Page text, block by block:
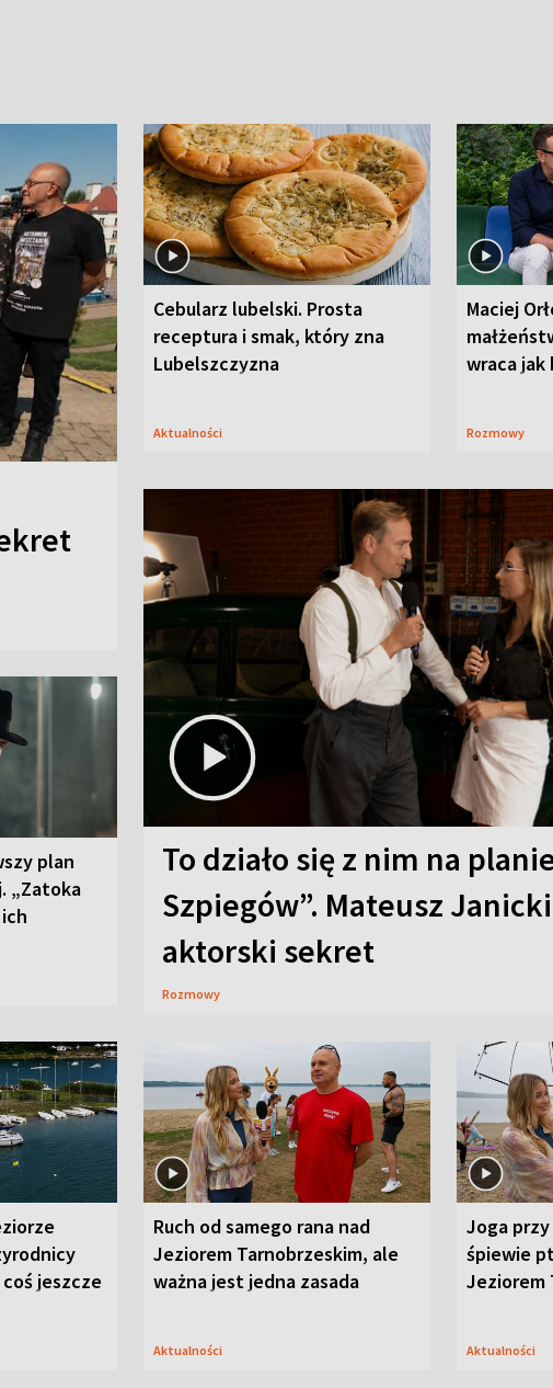
Cebularz lubelski. Prosta
receptura i smak, który zna
Lubelszczyzna
Aktualności
Maciej
wraca jak
Rozmowy
plan
„Zatoka
To działo się z nim na
Szpiegów”. Mateusz
aktorski sekret
Rozmowy
jeszcze
Ruch od samego rana nad
Jeziorem Tarnobrzeskim, ale
ważna jest jedna zasada
Aktualności
Joga
śpiewie
Jeziorem
Aktualności